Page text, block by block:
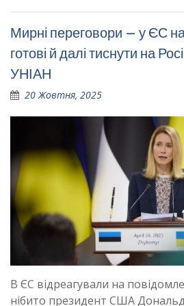
Мирні переговори – у ЄС
готові й далі тиснути на
УНІАН
20 Жовтня, 2025
В ЄС відреагували на
нібито президент США